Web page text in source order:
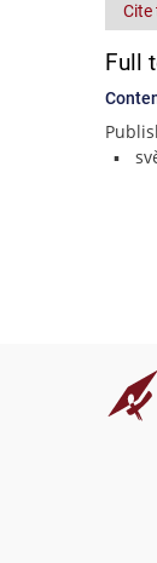
Cite
Full